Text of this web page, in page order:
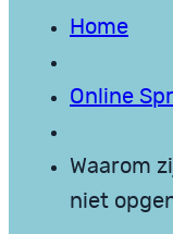
Home
Online
Waarom
niet